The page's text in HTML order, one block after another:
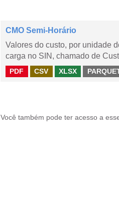
CMO Semi-Horário
Valores do custo, por unidade
carga no SIN, chamado de
PDF CSV XLSX
Você também pode ter acesso a